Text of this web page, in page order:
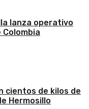
lanza operativo
cientos de kilos de
Hermosillo